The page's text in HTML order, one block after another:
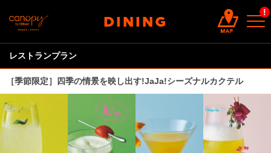
DINING
!
レストランプラン
［季節限定］四季の情景を映し出す!JaJa!シーズナルカクテル